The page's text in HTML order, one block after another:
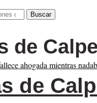
Buscar
de Calpe
de